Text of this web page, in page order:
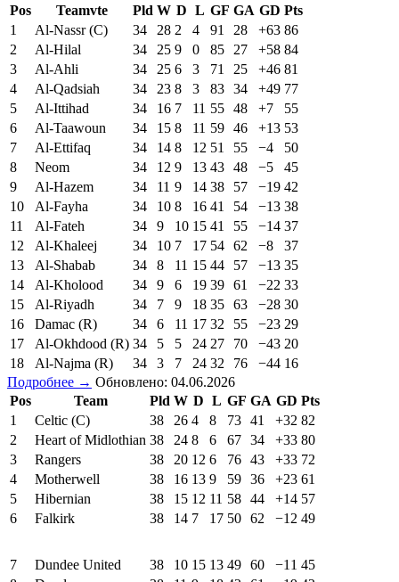
Pos
Teamvte Pld W D L GF GA GD Pts
1
Al-Nassr (C) 34 28 2 4 91 28 +63 86
2
Al-Hilal 34 25 9 0 85 27 +58 84
3
Al-Ahli 34 25 6 3 71 25 +46 81
4
Al-Qadsiah 34 23 8 3 83 34 +49 77
5
Al-Ittihad 34 16 7 11 55 48 +7
55
6
Al-Taawoun 34 15 8 11 59 46 +13 53
7
Al-Ettifaq 34 14 8 12 51 55 −4
50
8
Neom 34 12 9 13 43 48 −5
45
9
Al-Hazem 34 11 9 14 38 57 −19 42
10
Al-Fayha 34 10 8 16 41 54 −13 38
11
Al-Fateh 34 9 10 15 41 55 −14 37
12
Al-Khaleej 34 10 7 17 54 62 −8
37
13
Al-Shabab 34 8 11 15 44 57 −13 35
14
Al-Kholood 34 9 6 19 39 61 −22 33
15
Al-Riyadh 34 7 9 18 35 63 −28 30
16
Damac (R) 34 6 11 17 32 55 −23 29
17
Al-Okhdood (R) 34 5 5 24 27 70 −43 20
18
Al-Najma (R) 34 3 7 24 32 76 −44 16
Подробнее → Обновлено: 04.06.2026
Pos
Team Pld W D L GF GA GD Pts
1
Celtic (C) 38 26 4 8 73 41 +32 82
2
Heart of Midlothian 38 24 8 6 67 34 +33 80
3
Rangers 38 20 12 6 76 43 +33 72
4
Motherwell 38 16 13 9 59 36 +23 61
5
Hibernian 38 15 12 11 58 44 +14 57
6
Falkirk 38 14 7 17 50 62 −12 49
7 Dundee United 38 10 15 13 49 60 −11 45